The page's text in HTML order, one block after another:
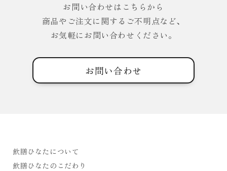
お問い合わせはこちらから
商品やご注文に関するご不明点など、
お気軽にお問い合わせください。
お問い合わせ
飲膳ひなたについて
飲膳ひなたのこだわり